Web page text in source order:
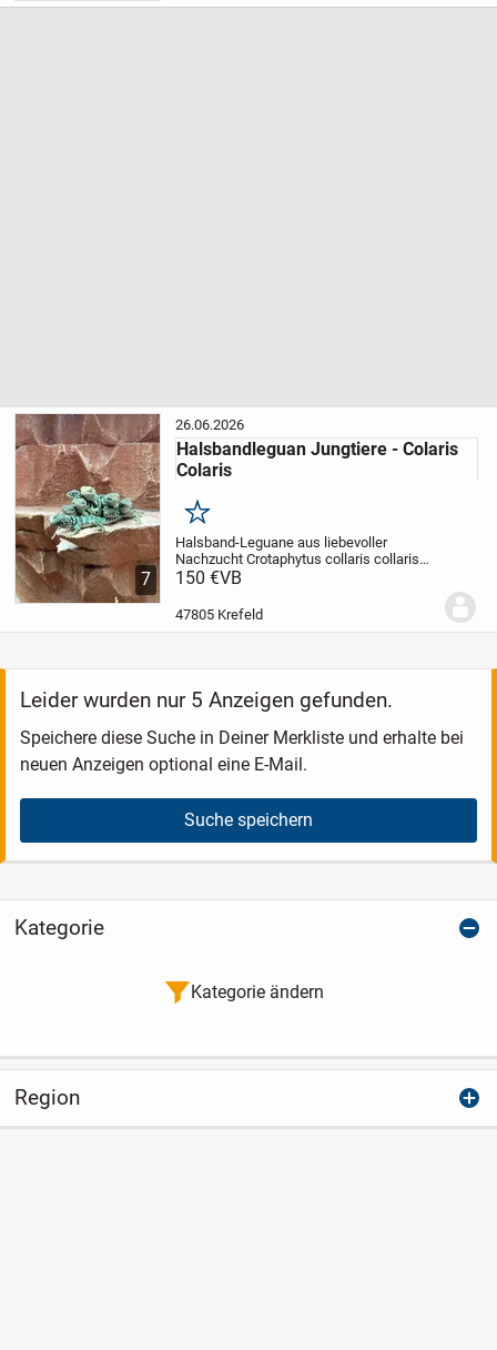
7
26.06.2026
Halsbandleguan Jungtiere - Colaris
Colaris
Merken
Halsband-Leguane aus liebevoller
Nachzucht Crotaphytus collaris collaris
Aus langjähriger, engagierter Zucht biete
Leguane (Crotaphytus collaris collaris) zur
Abgabe...
150 €VB
47805 Krefeld
Leider wurden nur 5 Anzeigen gefunden.
Speichere diese Suche in Deiner Merkliste und erhalte bei
neuen Anzeigen optional eine E-Mail.
Suche speichern
Kategorie
Kategorie ändern
Region